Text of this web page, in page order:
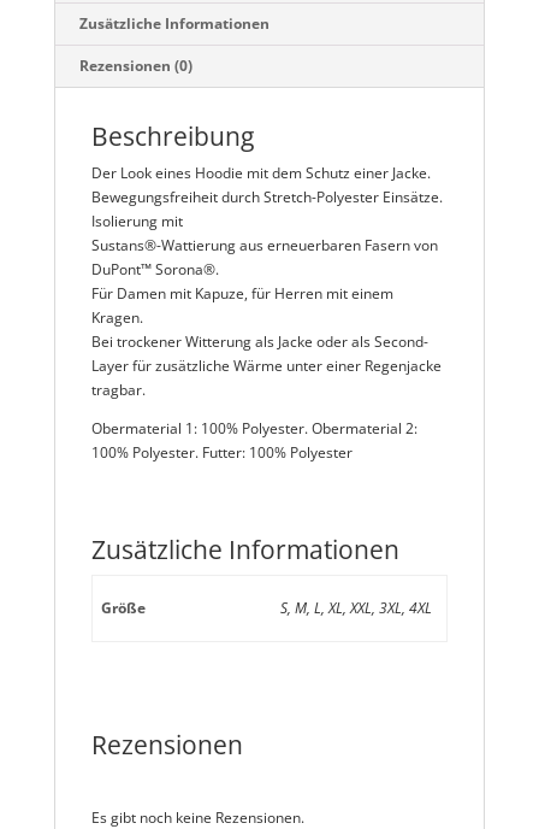
Zusätzliche Informationen
Rezensionen (0)
Beschreibung
Der Look eines Hoodie mit dem Schutz einer Jacke.
Bewegungsfreiheit durch Stretch-Polyester Einsätze.
Isolierung mit
Sustans®-Wattierung aus erneuerbaren Fasern von
DuPont™ Sorona®.
Für Damen mit Kapuze, für Herren mit einem
Kragen.
Bei trockener Witterung als Jacke oder als Second-
Layer für zusätzliche Wärme unter einer Regenjacke
tragbar.
Obermaterial 1: 100% Polyester. Obermaterial 2:
100% Polyester. Futter: 100% Polyester
Zusätzliche Informationen
Größe S, M, L, XL, XXL, 3XL, 4XL
Rezensionen
Es gibt noch keine Rezensionen.